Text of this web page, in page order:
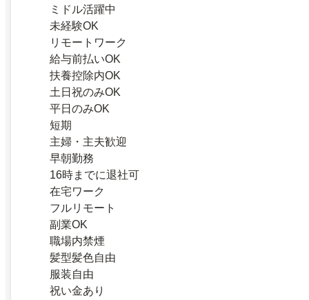
ミドル活躍中
未経験OK
リモートワーク
給与前払いOK
扶養控除内OK
土日祝のみOK
平日のみOK
短期
主婦・主夫歓迎
早朝勤務
16時までに退社可
在宅ワーク
フルリモート
副業OK
職場内禁煙
髪型髪色自由
服装自由
祝い金あり